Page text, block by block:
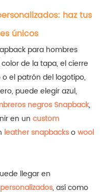
haz tus
únicos
para hombres
de la tapa, el cierre
el patrón del logotipo,
puede elegir azul,
negros Snapback,
en uncustom
leather snapbacksowool
llegar en
, así como